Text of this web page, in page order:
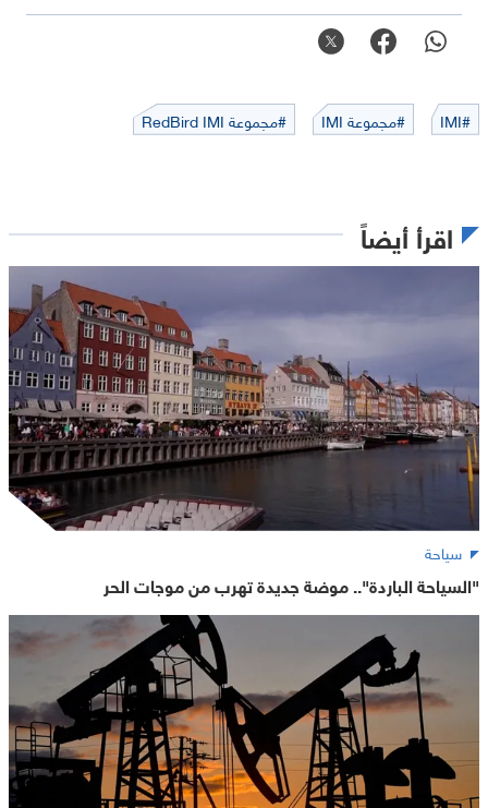
#IMI #مجموعة IMI #مجموعة RedBird IMI
اقرأ أيضاً
سياحة
"السياحة الباردة".. موضة جديدة تهرب من موجات الحر